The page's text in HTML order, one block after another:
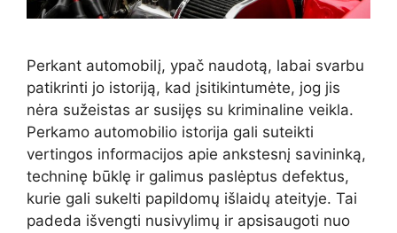
Perkant automobilį, ypač naudotą, labai svarbu
patikrinti jo istoriją, kad įsitikintumėte, jog jis
nėra sužeistas ar susijęs su kriminaline veikla.
Perkamo automobilio istorija gali suteikti
vertingos informacijos apie ankstesnį savininką,
techninę būklę ir galimus paslėptus defektus,
kurie gali sukelti papildomų išlaidų ateityje. Tai
padeda išvengti nusivylimų ir apsisaugoti nuo